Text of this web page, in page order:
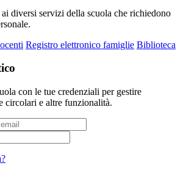
diversi servizi della scuola che richiedono
Registro elettronico famiglie Biblioteca
con le tue credenziali per gestire
circolari e altre funzionalità.